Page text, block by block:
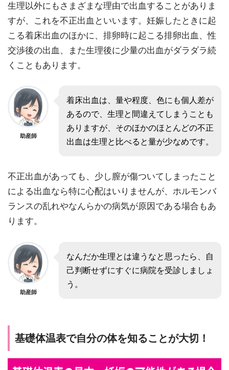
生理以外にもさまざまな理由で出血することがありま
すが、これを不正出血といいます。妊娠したときに起
こる着床出血のほかに、排卵時に起こる排卵出血、性
交渉後の出血、また生理後に少量の出血がダラダラ続
くこともあります。
助産師
着床出血は、量や程度、色にも個人差が
あるので、生理と間違えてしまうことも
ありますが、そのほかのほとんどの不正
出血は生理と比べると量が少なめです。
不正出血があっても、少し膣が傷ついてしまったこと
による出血なら特に心配はいりませんが、ホルモンバ
ランスの乱れやなんらかの病気が原因である場合もあ
ります。
助産師
なんだか生理とは違うなと思ったら、自
己判断せずにすぐに病院を受診しましょ
う。
基礎体温表で自分の体を知ることが大切！